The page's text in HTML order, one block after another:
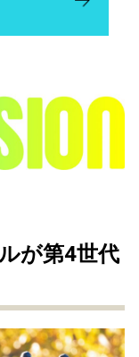
が第4世代